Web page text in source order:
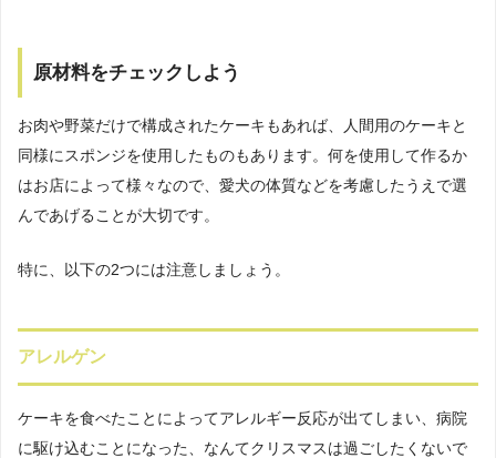
原材料をチェックしよう
お肉や野菜だけで構成されたケーキもあれば、人間用のケーキと
同様にスポンジを使用したものもあります。何を使用して作るか
はお店によって様々なので、愛犬の体質などを考慮したうえで選
んであげることが大切です。
特に、以下の2つには注意しましょう。
アレルゲン
ケーキを食べたことによってアレルギー反応が出てしまい、病院
に駆け込むことになった、なんてクリスマスは過ごしたくないで